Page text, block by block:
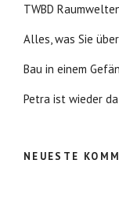
TWBD
Alles, was Sie
Bau in einem
Petra ist wieder
NEUESTE